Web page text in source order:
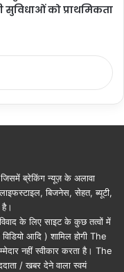
सुविधाओं को प्राथमिकता
जिसमें ब्रेकिंग न्यूज़ के अलावा
बिजनेस, सेहत, ब्यूटी,
के लिए साइट के कुछ तत्वों में
आदि ) शामिल होगी The
नहीं स्वीकार करता है। The
/ खबर देने वाला स्वयं